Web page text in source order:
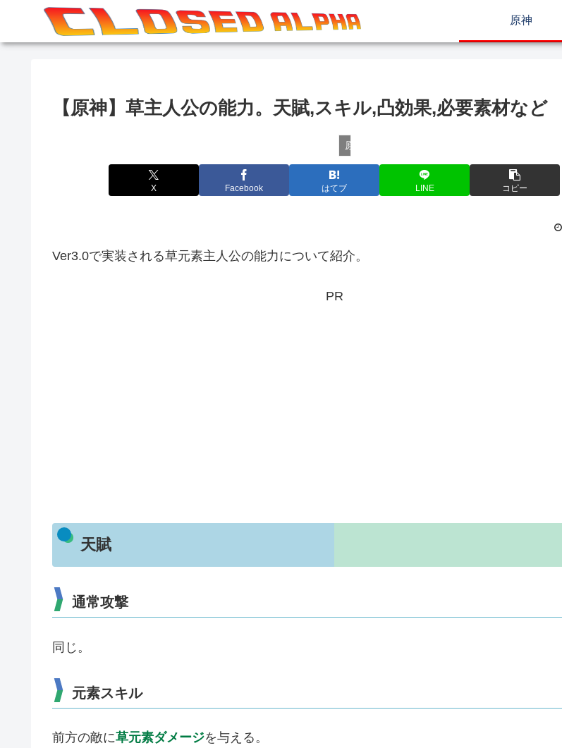
原神
【原神】草主人公の能力。天賦,スキル,凸効果,必要素材など
原神
X Facebook はてブ LINE コピー
Ver3.0で実装される草元素主人公の能力について紹介。
PR
天賦
通常攻撃
同じ。
元素スキル
前方の敵に草元素ダメージを与える。